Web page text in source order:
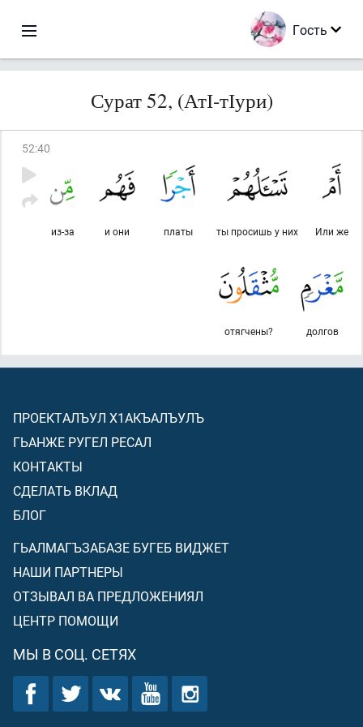
Гость
Сурат 52, (АтІ-тІури)
52:40
Или же
ты просишь у них
платы
и они
из-за
долгов
отягчены?
ПРОЕКТАЛЪУЛ Х1АКЪАЛЪУЛЪ
ГЬАНЖЕ РУГЕЛ РЕСАЛ
КОНТАКТЫ
СДЕЛАТЬ ВКЛАД
БЛОГ
ГЬАЛМАГЪЗАБАЗЕ БУГЕБ ВИДЖЕТ
НАШИ ПАРТНЕРЫ
ОТЗЫВАЛ ВА ПРЕДЛОЖЕНИЯЛ
ЦЕНТР ПОМОЩИ
МЫ В СОЦ. СЕТЯХ